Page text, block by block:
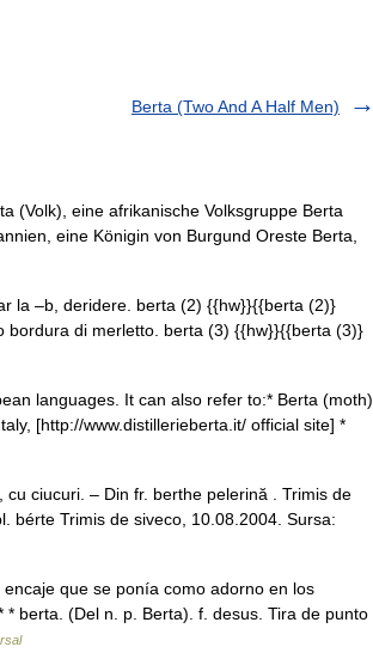
Berta (Two And A Half Men)
(Volk), eine afrikanische Volksgruppe Berta
eine Königin von Burgund Oreste Berta,
la –b, deridere. berta (2) {{hw}}{{berta (2)}
bordura di merletto. berta (3) {{hw}}{{berta (3)}
languages. It can also refer to:* Berta (moth)
[http://www.distillerieberta.it/ official site] *
ciucuri. – Din fr. berthe pelerină . Trimis de
bérte Trimis de siveco, 10.08.2004. Sursa:
que se ponía como adorno en los
berta. (Del n. p. Berta). f. desus. Tira de punto